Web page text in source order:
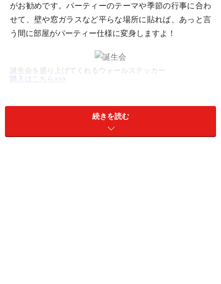
がお勧めです。パーティーのテーマや季節の行事に合わ
せて、壁や窓ガラスなど平らな場所に貼れば、あっと言
う間に部屋がパーティー仕様に変身しますよ！
誕生会を盛り上げてくれるウォールステッカー
購入はこちら>>>
誕生会ならハッピーバースデーと書かれたウォールステ
ッカーを貼ると良いでしょう。風船やガーランドがなく
続きを読む